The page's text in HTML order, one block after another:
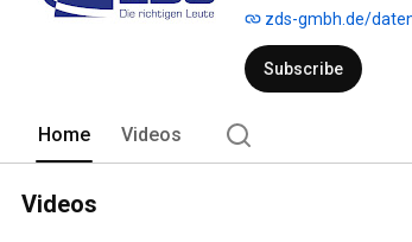
zds-gmbh.de/
Subscribe
Home Videos
Videos